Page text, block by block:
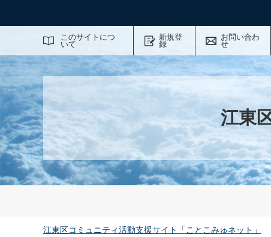
このサイトにつ
いて
新規登
録
お問い合わ
せ
サイト内検索
江東
江東区コミュニティ活動支援サイト「ことこみゅネット」